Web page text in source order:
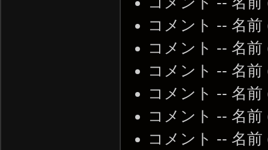
コメント -- 名前
コメント -- 名前
コメント -- 名前
コメント -- 名前
コメント -- 名前
コメント -- 名前